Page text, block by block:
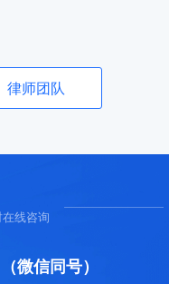
律师团队
线咨询
微信同号）